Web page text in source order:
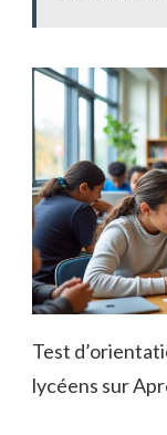
Test
lycéens sur